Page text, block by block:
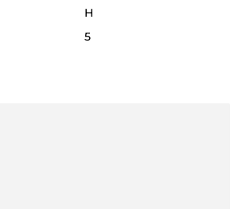
H
5